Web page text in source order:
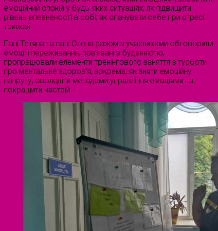
емоційний спокій у будь-яких ситуаціях; як підвищити
рівень впевненості в собі; як опанувати себе при стресі і
тривозі.
Пані Тетяна та пані Олена разом з учасниками обговорили
емоції і переживання, пов’язані з буденністю,
пропрацювали елементи тренінгового заняття з турботи
про ментальне здоров’я, зокрема, як зняти емоційну
напругу, оволодіти методами управління емоціями та
покращити настрій.